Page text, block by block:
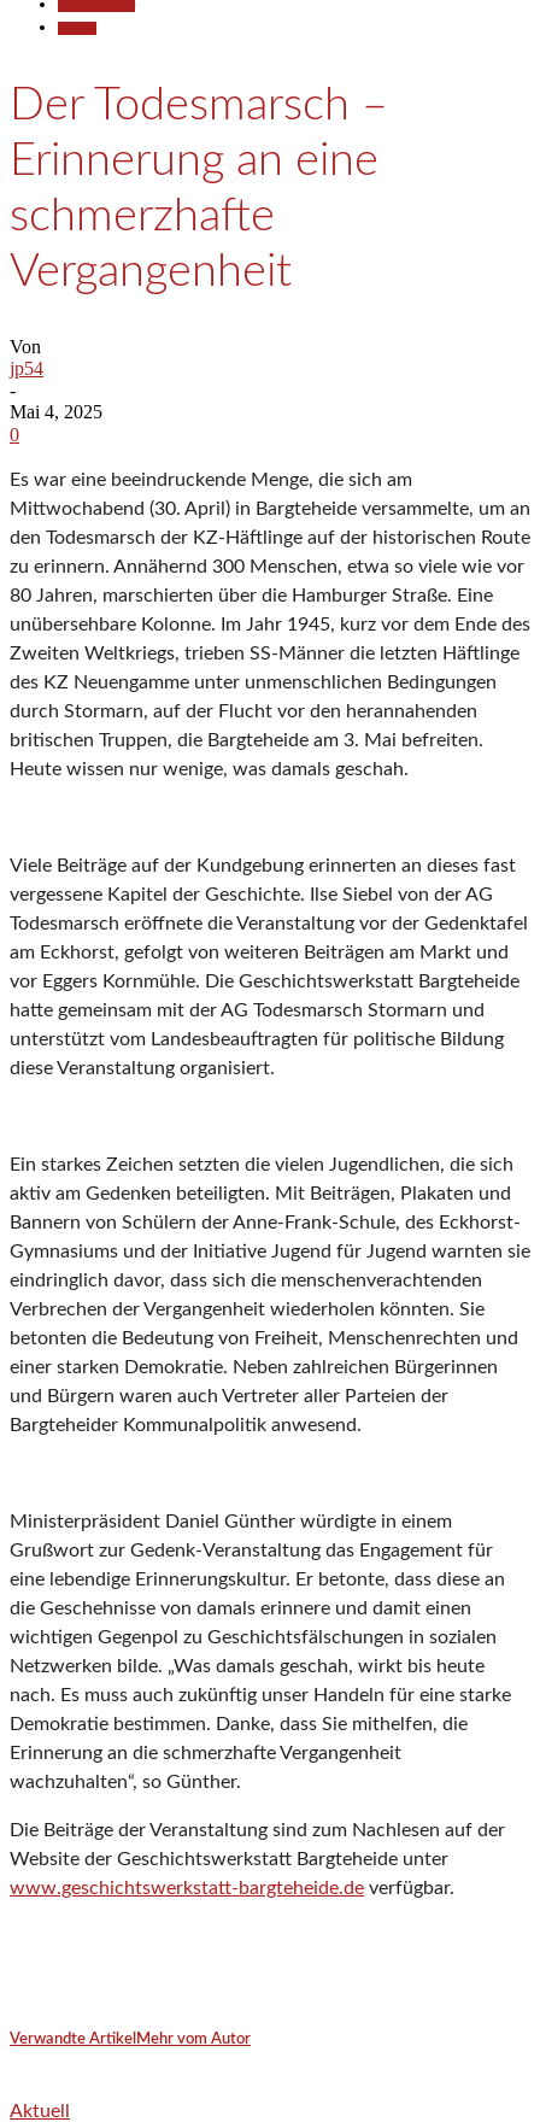
Der Todesmarsch –
Erinnerung an eine
schmerzhafte
Vergangenheit
Von
jp54
-
Mai 4, 2025
0
Es war eine beeindruckende Menge, die sich am
Mittwochabend (30. April) in Bargteheide versammelte, um an
den Todesmarsch der KZ-Häftlinge auf der historischen Route
zu erinnern. Annähernd 300 Menschen, etwa so viele wie vor
80 Jahren, marschierten über die Hamburger Straße. Eine
unübersehbare Kolonne. Im Jahr 1945, kurz vor dem Ende des
Zweiten Weltkriegs, trieben SS-Männer die letzten Häftlinge
des KZ Neuengamme unter unmenschlichen Bedingungen
durch Stormarn, auf der Flucht vor den herannahenden
britischen Truppen, die Bargteheide am 3. Mai befreiten.
Heute wissen nur wenige, was damals geschah.
Viele Beiträge auf der Kundgebung erinnerten an dieses fast
vergessene Kapitel der Geschichte. Ilse Siebel von der AG
Todesmarsch eröffnete die Veranstaltung vor der Gedenktafel
am Eckhorst, gefolgt von weiteren Beiträgen am Markt und
vor Eggers Kornmühle. Die Geschichtswerkstatt Bargteheide
hatte gemeinsam mit der AG Todesmarsch Stormarn und
unterstützt vom Landesbeauftragten für politische Bildung
diese Veranstaltung organisiert.
Ein starkes Zeichen setzten die vielen Jugendlichen, die sich
aktiv am Gedenken beteiligten. Mit Beiträgen, Plakaten und
Bannern von Schülern der Anne-Frank-Schule, des Eckhorst-
Gymnasiums und der Initiative Jugend für Jugend warnten sie
eindringlich davor, dass sich die menschenverachtenden
Verbrechen der Vergangenheit wiederholen könnten. Sie
betonten die Bedeutung von Freiheit, Menschenrechten und
einer starken Demokratie. Neben zahlreichen Bürgerinnen
und Bürgern waren auch Vertreter aller Parteien der
Bargteheider Kommunalpolitik anwesend.
Ministerpräsident Daniel Günther würdigte in einem
Grußwort zur Gedenk-Veranstaltung das Engagement für
eine lebendige Erinnerungskultur. Er betonte, dass diese an
die Geschehnisse von damals erinnere und damit einen
wichtigen Gegenpol zu Geschichtsfälschungen in sozialen
Netzwerken bilde. „Was damals geschah, wirkt bis heute
nach. Es muss auch zukünftig unser Handeln für eine starke
Demokratie bestimmen. Danke, dass Sie mithelfen, die
Erinnerung an die schmerzhafte Vergangenheit
wachzuhalten“, so Günther.
Die Beiträge der Veranstaltung sind zum Nachlesen auf der
Website der Geschichtswerkstatt Bargteheide unter
www.geschichtswerkstatt-bargteheide.de verfügbar.
Verwandte Artikel Mehr vom Autor
Aktuell